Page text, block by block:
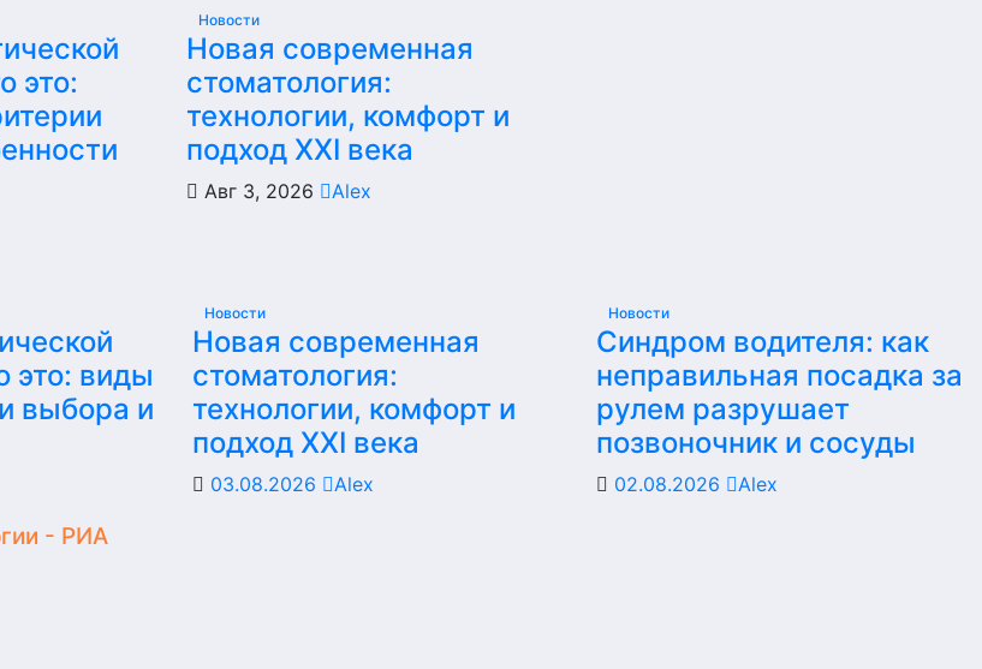
это:
Новости
Новая современная
стоматология:
технологии, комфорт и
подход XXI века
Авг 3, 2026 Alex
это: виды
выбора и
Новости
Новая современная
стоматология:
технологии, комфорт и
подход XXI века
03.08.2026 Alex
Новости
Синдром водителя: как
неправильная посадка за
рулем разрушает
позвоночник и сосуды
02.08.2026 Alex
- РИА